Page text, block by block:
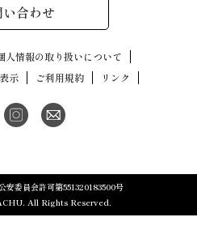
合わせ
人情報の取り扱いについて
示
ご利用規約 リンク
安委員会許可第551320183500号
All Rights Reserved.